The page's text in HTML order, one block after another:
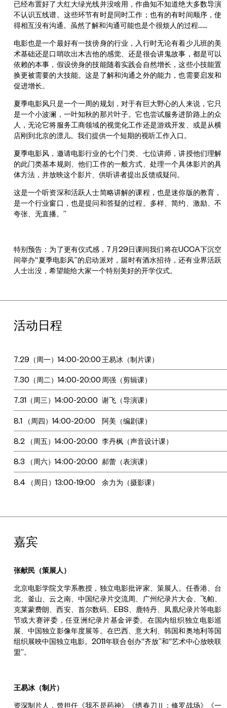
已经布置好了大红大绿光线并没啥用，作曲知不知道绝大多数导演
不认识五线谱。这些环节有时是同时工作；也有的有时间顺序，使
得相互没有沟通。虽然了解和沟通可能也是个很烦人的过程……
电影也是一个最好有一技傍身的行业，入行时无论有着少儿班的美
术基础还是口哨吹出木吉他的感觉、还是很会讲鬼故事，都是可以
依赖的本事，假设傍身的技能随着实践会自然增长，这些小技能置
换更被需要的大技能。这是了解和沟通之外的能力，也需要启发和
促进增长。
夏季电影风只是一个一周的规划，对于有巨大野心的人来说，它只
是一个小波澜，一叶知秋的那片叶子。它也尝试服务进阶路上的众
人，无论它将服务工商领域的视觉化工作还是游戏开发、或是从横
店刚到北京的漂儿。我们提供一个短期的视听工作入口。
夏季电影风，邀请电影行业的七个门类、七位讲师，讲授他们理解
的此门类基本规则、他们工作的一般方式、处理一个具体影片的具
体方法，并放映这个影片、供听讲者提出反馈或疑问。
这是一个听资深和活跃人士简略讲解的课程，也是迷你版的教育，
是一个行业窗口，也是提问和答疑的过程。多样、简约、激励、不
夸张、无直播。”
特别预告：为了更有仪式感，7月29日课间我们将在UCCA下沉空
间举办“夏季电影风”的启动派对，届时有酒水招待，还有业界活跃
人士出没，希望能给大家一个特别美好的开学仪式。
活动日程
7.29（周一）14:00-20:00 王易冰（制片课）
7.30（周二）14:00-20:00 周强（剪辑课）
7.31（周三）14:00-20:00 谢飞（导演课）
8.1 （周四）14:00-20:00 阿美（编剧课）
8.2 （周五）14:00-20:00 李丹枫（声音设计课）
8.3 （周六）14:00-20:00 郝蕾（表演课）
8.4 （周日）13:00-19:00 余力为（摄影课）
嘉宾
张献民（策展人）
北京电影学院文学系教授，独立电影批评家、策展人。任香港、台
北、釜山、云之南、中国纪录片交流周、广州纪录片大会、飞帕、
克莱蒙费朗、西安、首尔数码、EBS、鹿特丹、凤凰纪录片等电影
节或大赛评委，任亚洲纪录片基金评委。在国内组织独立电影巡
展、中国独立影像年度展等。在巴西、意大利、韩国和奥地利等国
组织展映中国独立电影。2011年联合创办“齐放”和“艺术中心放映联
盟”。
王易冰（制片）
资深制片人，曾担任《我不是药神》《绣春刀Ⅱ：修罗战场》《一